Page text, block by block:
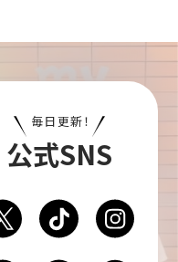
毎日更新！
公式SNS